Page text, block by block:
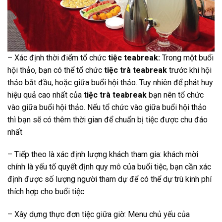
– Xác định thời điểm tổ chức tiệc teabreak: Trong một buổi
hội thảo, bạn có thể tổ chức tiệc trà teabreak trước khi hội
thảo bắt đầu, hoặc giữa buổi hội thảo. Tuy nhiên để phát huy
hiệu quả cao nhất của tiệc trà teabreak bạn nên tổ chức
vào giữa buổi hội thảo. Nếu tổ chức vào giữa buổi hội thảo
thì bạn sẽ có thêm thời gian để chuẩn bị tiệc được chu đáo
nhất
– Tiếp theo là xác định lượng khách tham gia: khách mời
chính là yếu tố quyết định quy mô của buổi tiệc, bạn cần xác
định được số lượng người tham dự để có thể dự trù kinh phí
thích hợp cho buổi tiệc
– Xây dựng thực đơn tiệc giữa giờ: Menu chủ yếu của